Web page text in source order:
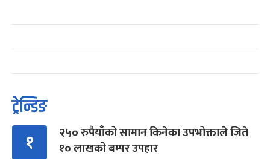
ट्रेन्डिङ
१
२५० रुपैयाँको सामान किनेका उपभोक्ताले जिते
१० लाखको बम्पर उपहार